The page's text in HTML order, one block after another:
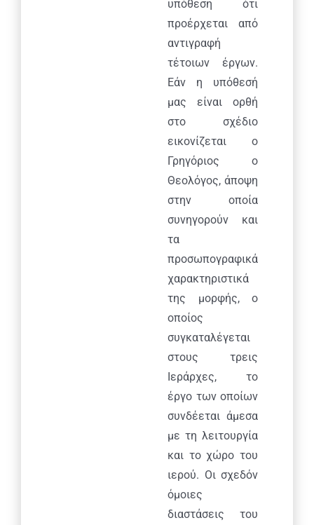
υπόθεση ότι
προέρχεται από
αντιγραφή
τέτοιων έργων.
Εάν η υπόθεσή
μας είναι ορθή
στο σχέδιο
εικονίζεται ο
Γρηγόριος ο
Θεολόγος, άποψη
στην οποία
συνηγορούν και
τα
προσωπογραφικά
χαρακτηριστικά
της μορφής, ο
οποίος
συγκαταλέγεται
στους τρεις
Ιεράρχες, το
έργο των οποίων
συνδέεται άμεσα
με τη λειτουργία
και το χώρο του
ιερού. Οι σχεδόν
όμοιες
διαστάσεις του